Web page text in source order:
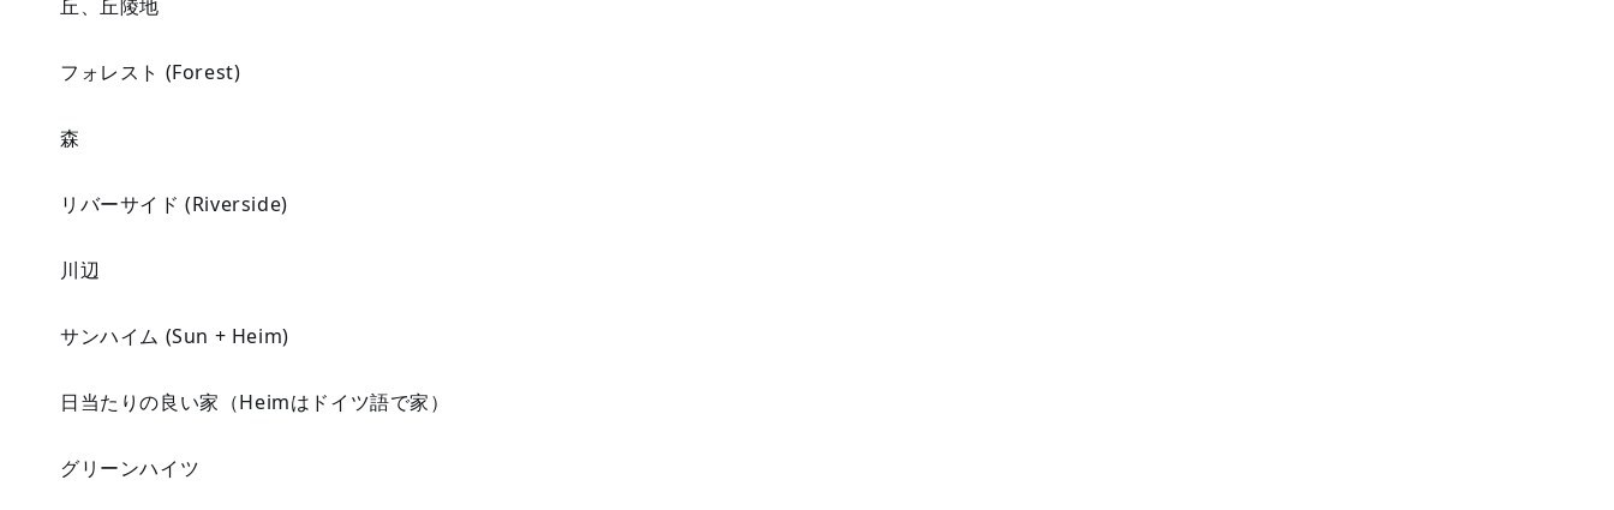
丘、丘陵地
フォレスト (Forest)
森
リバーサイド (Riverside)
川辺
サンハイム (Sun + Heim)
日当たりの良い家（Heimはドイツ語で家）
グリーンハイツ